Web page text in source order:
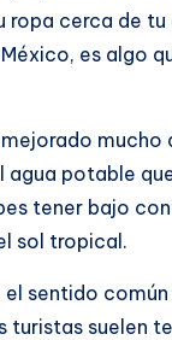
cerca de tu
es algo
mucho
potable
tener bajo
sol tropical.
sentido
turistas suelen